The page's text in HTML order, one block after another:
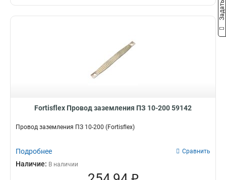
Fortisflex Провод заземления ПЗ 10-200 59142
Провод заземления ПЗ 10-200 (Fortisflex)
Подробнее Сравнить
Наличие: В наличии